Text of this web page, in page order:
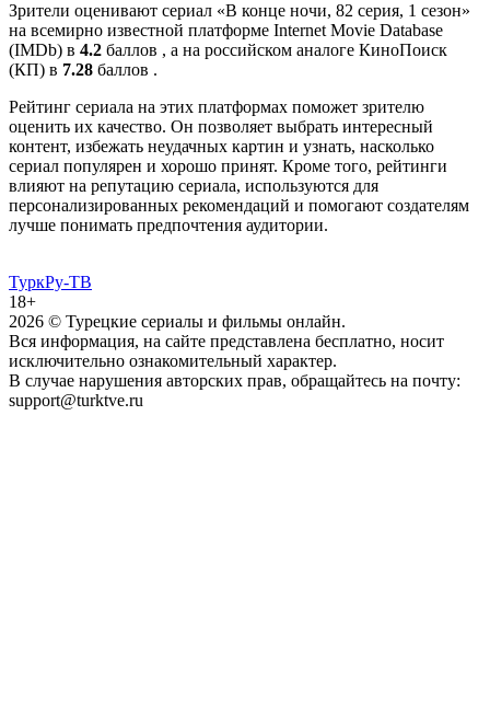
Зрители оценивают сериал «В конце ночи, 82 серия, 1 сезон»
на всемирно известной платформе Internet Movie Database
(IMDb) в 4.2 баллов , а на российском аналоге КиноПоиск
(КП) в 7.28 баллов .
Рейтинг сериала на этих платформах поможет зрителю
оценить их качество. Он позволяет выбрать интересный
контент, избежать неудачных картин и узнать, насколько
сериал популярен и хорошо принят. Кроме того, рейтинги
влияют на репутацию сериала, используются для
персонализированных рекомендаций и помогают создателям
лучше понимать предпочтения аудитории.
ТуркРу-ТВ
18+
2026 © Турецкие сериалы и фильмы онлайн.
Вся информация, на сайте представлена бесплатно, носит
исключительно ознакомительный характер.
В случае нарушения авторских прав, обращайтесь на почту:
support@turktve.ru